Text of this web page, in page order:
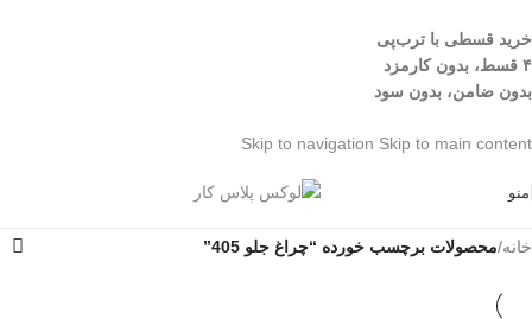
خرید قسطی با ترب‌پی
۴ قسط، بدون کارمزد
بدون ضامن، بدون سود
Skip to navigation Skip to main content
منو
خانه/محصولات برچسب خورده “چراغ جلو 405”